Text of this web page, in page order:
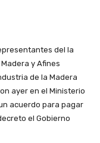
del la
y Afines
de la Madera
ayer en el Ministerio
acuerdo para pagar
el Gobierno